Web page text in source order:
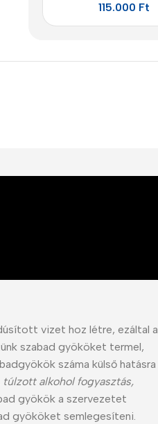
115.000 Ft
vizet hoz létre, ezáltal a
szabad gyököket termel,
száma külső hatásra
túlzott alkohol fogyasztás,
gyökök a szervezetet
gyököket semlegesíteni.